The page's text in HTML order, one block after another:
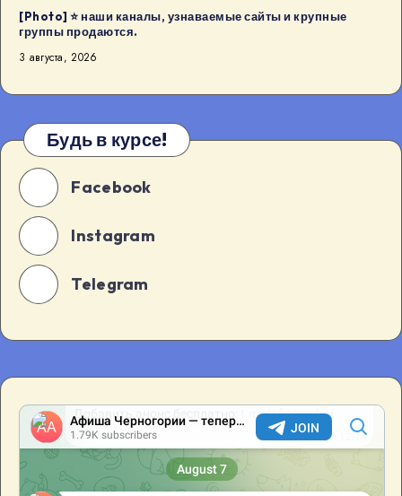
[Photo] ⭐️ наши каналы, узнаваемые сайты и крупные
группы продаются.
3 августа, 2026
Будь в курсе!
Facebook
Instagram
Telegram